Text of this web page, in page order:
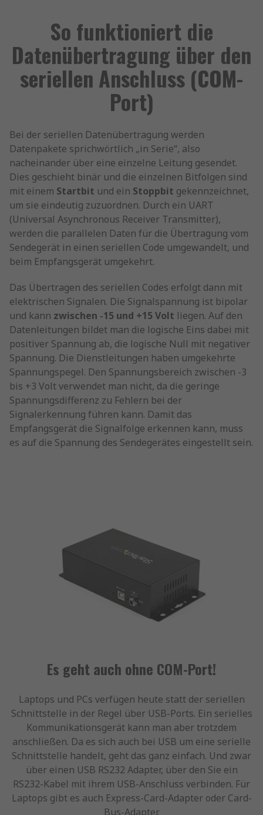
So funktioniert die
Datenübertragung über den
seriellen Anschluss (COM-
Port)
Bei der seriellen Datenübertragung werden
Datenpakete sprichwörtlich „in Serie“, also
nacheinander über eine einzelne Leitung gesendet.
Dies geschieht binär und die einzelnen Bitfolgen sind
mit einem Startbit und ein Stoppbit gekennzeichnet,
um sie eindeutig zuzuordnen. Durch ein UART
(Universal Asynchronous Receiver Transmitter),
werden die parallelen Daten für die Übertragung vom
Sendegerät in einen seriellen Code umgewandelt, und
beim Empfangsgerät umgekehrt.
Das Übertragen des seriellen Codes erfolgt dann mit
elektrischen Signalen. Die Signalspannung ist bipolar
und kann zwischen -15 und +15 Volt liegen. Auf den
Datenleitungen bildet man die logische Eins dabei mit
positiver Spannung ab, die logische Null mit negativer
Spannung. Die Dienstleitungen haben umgekehrte
Spannungspegel. Den Spannungsbereich zwischen -3
bis +3 Volt verwendet man nicht, da die geringe
Spannungsdifferenz zu Fehlern bei der
Signalerkennung führen kann. Damit das
Empfangsgerät die Signalfolge erkennen kann, muss
es auf die Spannung des Sendegerätes eingestellt sein.
Es geht auch ohne COM-Port!
Laptops und PCs verfügen heute statt der seriellen
Schnittstelle in der Regel über USB-Ports. Ein serielles
Kommunikationsgerät kann man aber trotzdem
anschließen. Da es sich auch bei USB um eine serielle
Schnittstelle handelt, geht das ganz einfach. Und zwar
über einen USB RS232 Adapter, über den Sie ein
RS232-Kabel mit ihrem USB-Anschluss verbinden. Für
Laptops gibt es auch Express-Card-Adapter oder Card-
Bus-Adapter.